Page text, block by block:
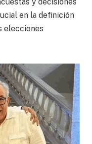
en la definición
elecciones